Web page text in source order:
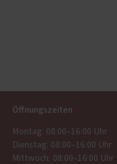
Öffnungszeiten
Montag: 08:00–16:00 Uhr
Dienstag: 08:00–16:00 Uhr
Mittwoch: 08:00–16:00 Uhr